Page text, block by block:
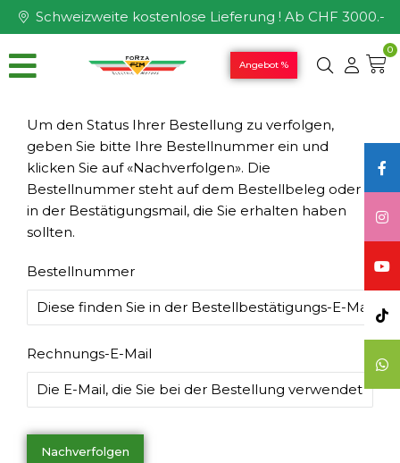
Schweizweite kostenlose Lieferung ! Ab CHF 3000.-
Angebot %
0
Um den Status Ihrer Bestellung zu verfolgen,
geben Sie bitte Ihre Bestellnummer ein und
klicken Sie auf «Nachverfolgen». Die
Bestellnummer steht auf dem Bestellbeleg oder
in der Bestätigungsmail, die Sie erhalten haben
sollten.
Bestellnummer
Rechnungs-E-Mail
Nachverfolgen